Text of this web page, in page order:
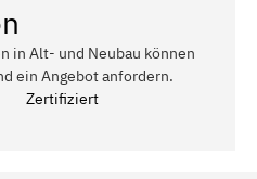
in Alt- und Neubau können
ein Angebot anfordern.
Zertifiziert